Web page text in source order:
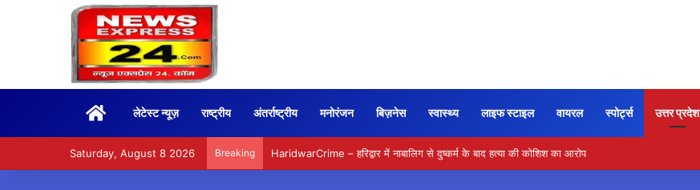
Homeलेटेस्ट न्यूज़ राष्ट्रीय अंतर्राष्ट्रीय मनोरंजन बिज़नेस स्वास्थ्य लाइफ स्टाइल वायरल स्पोर्ट्स उत्तर प्रदेश
Saturday, August 8 2026 Breaking HaridwarCrime – हरिद्वार में नाबालिग से दुष्कर्म के बाद हत्या की कोशिश का आरोप